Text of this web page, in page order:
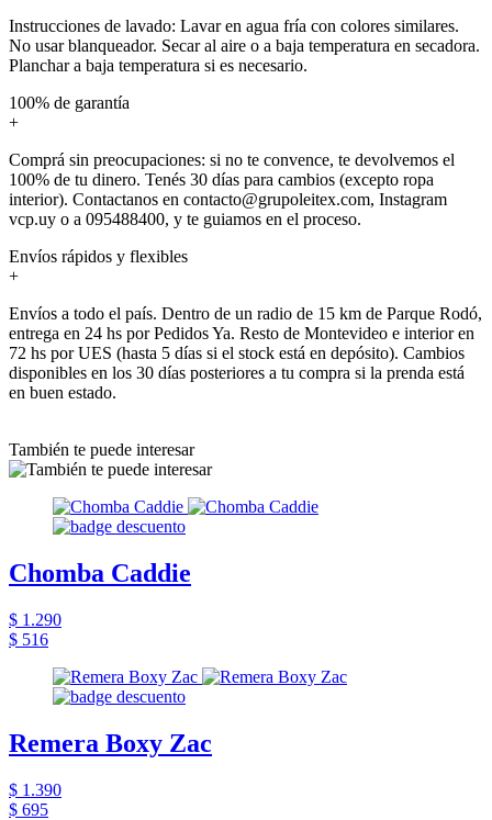
Instrucciones de lavado: Lavar en agua fría con colores similares.
No usar blanqueador. Secar al aire o a baja temperatura en secadora.
Planchar a baja temperatura si es necesario.
100% de garantía
+
Comprá sin preocupaciones: si no te convence, te devolvemos el
100% de tu dinero. Tenés 30 días para cambios (excepto ropa
interior). Contactanos en contacto@grupoleitex.com, Instagram
vcp.uy o a 095488400, y te guiamos en el proceso.
Envíos rápidos y flexibles
+
Envíos a todo el país. Dentro de un radio de 15 km de Parque Rodó,
entrega en 24 hs por Pedidos Ya. Resto de Montevideo e interior en
72 hs por UES (hasta 5 días si el stock está en depósito). Cambios
disponibles en los 30 días posteriores a tu compra si la prenda está
en buen estado.
También te puede interesar
Chomba Caddie
$ 1.290
$ 516
Remera Boxy Zac
$ 1.390
$ 695